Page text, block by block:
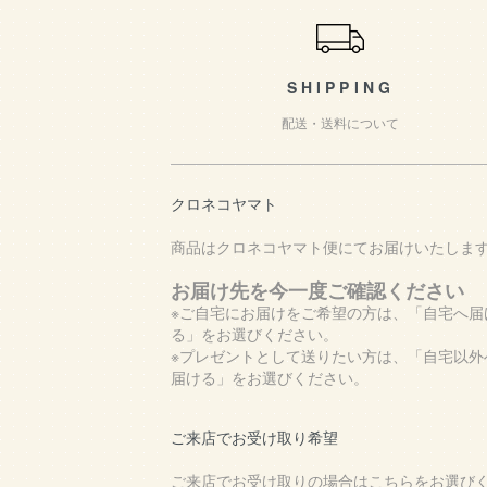
SHIPPING
配送・送料について
クロネコヤマト
商品はクロネコヤマト便にてお届けいたします
お届け先を今一度ご確認ください
※ご自宅にお届けをご希望の方は、「自宅へ届
る」をお選びください。
※プレゼントとして送りたい方は、「自宅以
届ける」をお選びください。
ご来店でお受け取り希望
ご来店でお受け取りの場合はこちらをお選び